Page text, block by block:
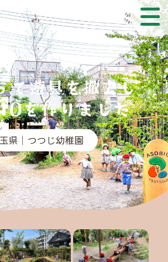
て遊具を撤去し
を作りました
県｜つつじ幼稚園